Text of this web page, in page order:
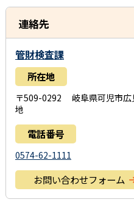
連絡先
管財検査課
所在地
〒509-0292 岐阜県可児市広
地
電話番号
0574-62-1111
お問い合わせフォーム